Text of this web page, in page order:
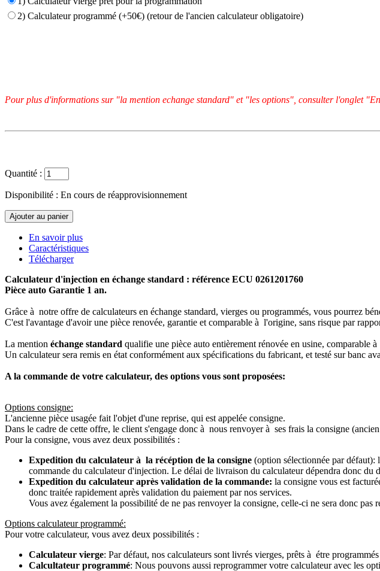
2) Calculateur programmé (+50€) (retour de l'ancien calculateur obligatoire)
Pour plus d'informations sur "la mention echange standard" et "les options", consulter l'onglet
Quantité :
Disponibilité : En cours de réapprovisionnement
En savoir plus
Caractéristiques
Télécharger
Calculateur d'injection en échange standard : référence ECU 0261201760
Pièce auto Garantie 1 an.
Grâce à notre offre de calculateurs en échange standard, vierges ou programmés, vous pourrez
C'est l'avantage d'avoir une pièce renovée, garantie et comparable à l'origine, sans risque par
La mention échange standard qualifie une pièce auto entièrement rénovée en usine, comparable
Un calculateur sera remis en état conformément aux spécifications du fabricant, et testé sur banc
A la commande de votre calculateur, des options vous sont proposées:
Options consigne:
L'ancienne pièce usagée fait l'objet d'une reprise, qui est appelée consigne.
Dans le cadre de cette offre, le client s'engage donc à nous renvoyer à ses frais la consigne
Pour la consigne, vous avez deux possibilités :
Expedition du calculateur à la récéption de la consigne (option sélectionnée par défaut):
commande du calculateur d'injection. Le délai de livraison du calculateur dépendra donc du
Expedition du calculateur après validation de la commande: la consigne vous est
donc traitée rapidement après validation du paiement par nos services.
Vous avez également la possibilité de ne pas renvoyer la consigne, celle-ci ne sera donc pas
Options calculateur programmé:
Pour votre calculateur, vous avez deux possibilités :
Calculateur vierge: Par défaut, nos calculateurs sont livrés vierges, prêts à étre
Calcultateur programmé: Nous pouvons aussi reprogrammer votre calculateur avec les